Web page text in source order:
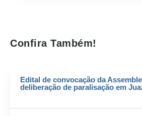
Confira Também!
Edital de convocação da
deliberação de paralisação em